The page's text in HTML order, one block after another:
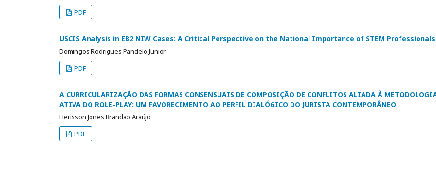
PDF
USCIS Analysis in EB2 NIW Cases: A Critical Perspective on the National Importance of STEM Professionals
Domingos Rodrigues Pandelo Junior
PDF
A CURRICULARIZAÇÃO DAS FORMAS CONSENSUAIS DE COMPOSIÇÃO DE CONFLITOS ALIADA À
ATIVA DO ROLE-PLAY: UM FAVORECIMENTO AO PERFIL DIALÓGICO DO JURISTA CONTEMPORÂNEO
Herisson Jones Brandão Araújo
PDF